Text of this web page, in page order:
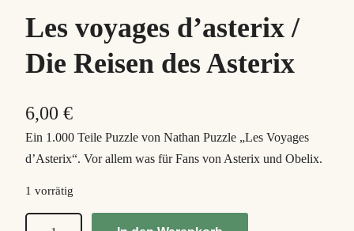
Les voyages d’asterix /
Die Reisen des Asterix
6,00 €
Ein 1.000 Teile Puzzle von Nathan Puzzle „Les Voyages
d’Asterix“. Vor allem was für Fans von Asterix und Obelix.
1 vorrätig